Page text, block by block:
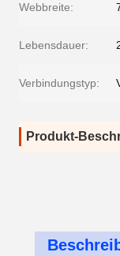
Webbreite:
Lebensdauer:
Verbindungstyp:
Produkt-